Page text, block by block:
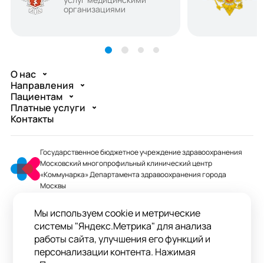
организациями
О нас
Направления
Пациентам
Платные услуги
Контакты
Государственное бюджетное учреждение здравоохранения
Московский многопрофильный клинический центр
«Коммунарка» Департамента здравоохранения города
Москвы
+7 495 744-07-03
Колл-центр работает до 20:00
ул. Сосенский Стан, д. 8, п. Коммунарка
Мы используем cookie и метрические
системы "Яндекс.Метрика" для анализа
работы сайта, улучшения его функций и
персонализации контента. Нажимая